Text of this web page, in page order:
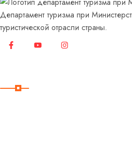
Департамент туризма при
туристической отрасли страны.